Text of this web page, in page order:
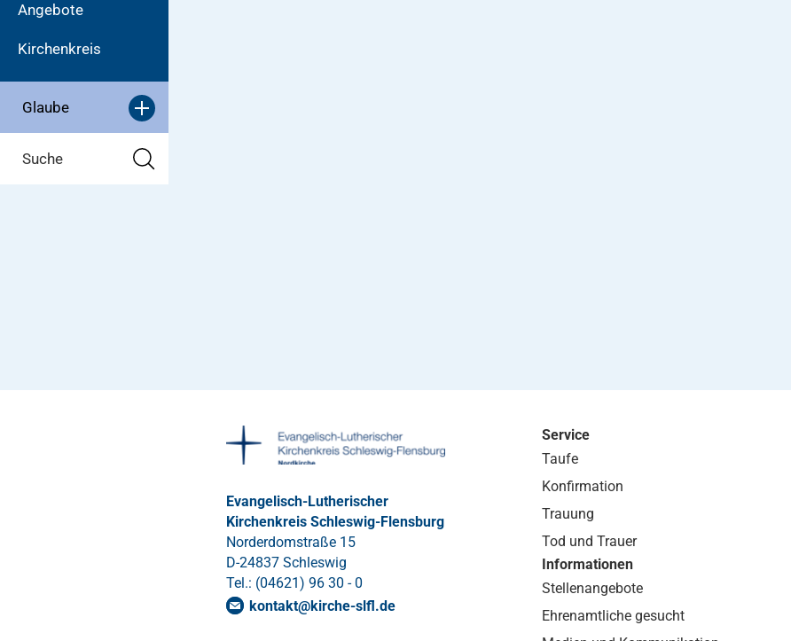
Angebote
Kirchenkreis
Glaube
Suche
Evangelisch-Lutherischer
Kirchenkreis Schleswig-Flensburg
Norderdomstraße 15
D-24837 Schleswig
Tel.: (04621) 96 30 - 0
kontakt@kirche-slfl.de
Service
Taufe
Konfirmation
Trauung
Tod und Trauer
Informationen
Stellenangebote
Ehrenamtliche gesucht